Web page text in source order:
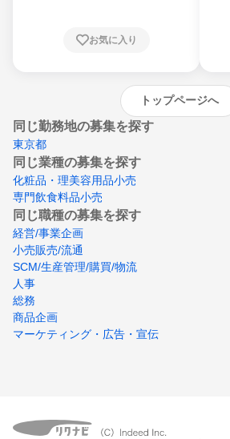
崎県、熊本県、大分県、宮崎県、鹿児島県、
お気に入り
トップページへ
同じ勤務地の募集を探す
東京都
同じ業種の募集を探す
化粧品・理美容用品小売
専門飲食料品小売
同じ職種の募集を探す
経営/事業企画
小売販売/流通
SCM/生産管理/購買/物流
人事
総務
商品企画
マーケティング・広告・宣伝